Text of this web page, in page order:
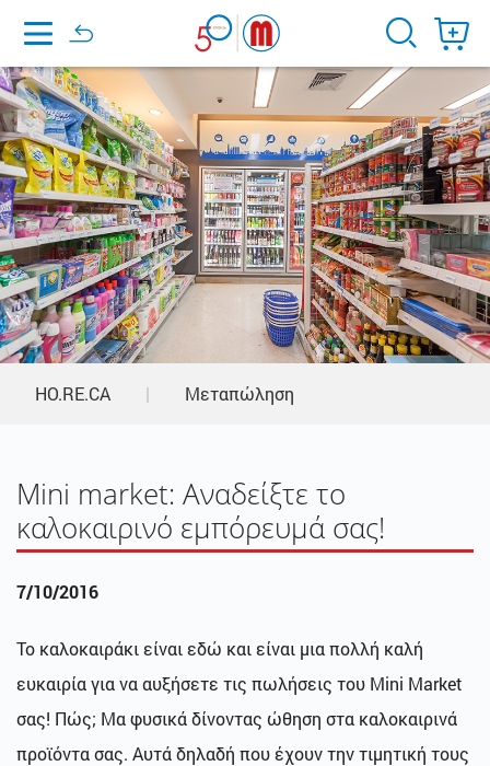
Home
HO.RE.CA | Μεταπώληση
Mini market: Αναδείξτε το
καλοκαιρινό εμπόρευμά σας!
7/10/2016
Το καλοκαιράκι είναι εδώ και είναι μια πολλή καλή
ευκαιρία για να αυξήσετε τις πωλήσεις του Mini Market
σας! Πώς; Μα φυσικά δίνοντας ώθηση στα καλοκαιρινά
προϊόντα σας. Αυτά δηλαδή που έχουν την τιμητική τους